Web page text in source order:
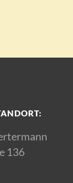
136